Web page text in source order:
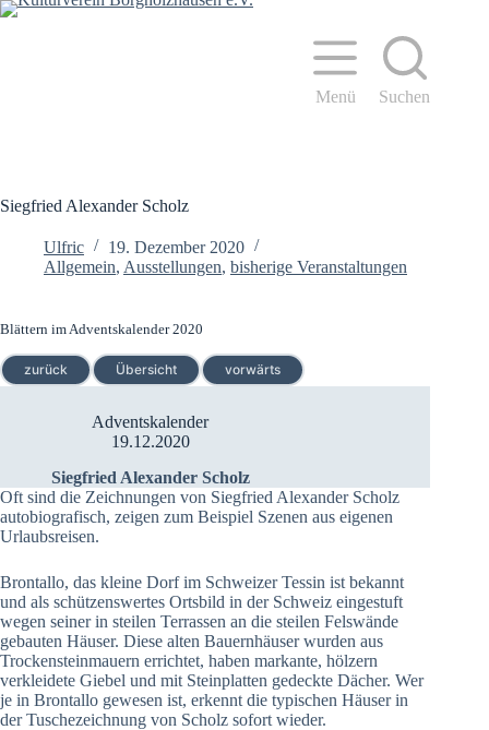
Zum
Menü Suchen
Siegfried Alexander Scholz
Ulfric
19. Dezember 2020
Allgemein, Ausstellungen, bisherige Veranstaltungen
Blättern im Adventskalender 2020
zurück Übersicht vorwärts
Adventskalender
19.12.2020
Siegfried Alexander Scholz
Oft sind die Zeichnungen von Siegfried Alexander Scholz
autobiografisch, zeigen zum Beispiel Szenen aus eigenen
Urlaubsreisen.
Brontallo, das kleine Dorf im Schweizer Tessin ist bekannt
und als schützenswertes Ortsbild in der Schweiz eingestuft
wegen seiner in steilen Terrassen an die steilen Felswände
gebauten Häuser. Diese alten Bauernhäuser wurden aus
Trockensteinmauern errichtet, haben markante, hölzern
verkleidete Giebel und mit Steinplatten gedeckte Dächer. Wer
je in Brontallo gewesen ist, erkennt die typischen Häuser in
der Tuschezeichnung von Scholz sofort wieder.